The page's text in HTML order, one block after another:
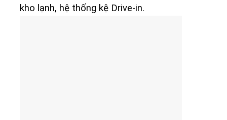
kho lạnh, hệ thống kệ Drive-in.